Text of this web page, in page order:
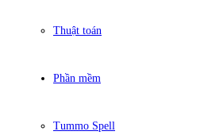
Thuật toán
Phần mềm
Tummo Spell